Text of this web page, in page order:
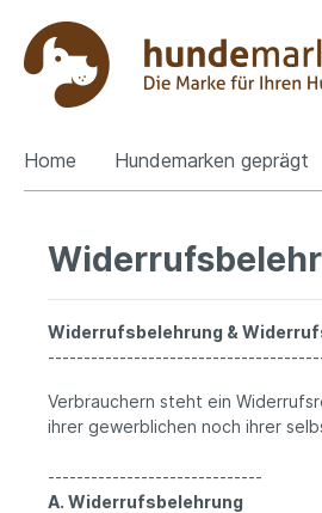
Home Hundemarken geprägt
Widerrufsbelehrung &
Verbrauchern steht ein
ihrer gewerblichen noch ihrer
------------------------------
A. Widerrufsbelehrung